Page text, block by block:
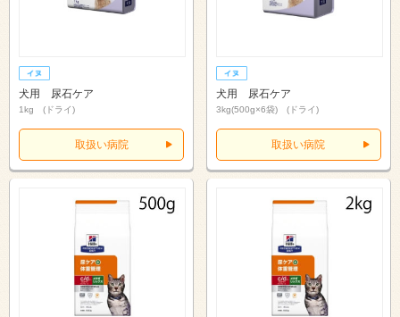
犬用 尿石ケア
1kg (ドライ)
取扱い病院
犬用 尿石ケア
3kg(500g×6袋) (ドライ)
取扱い病院